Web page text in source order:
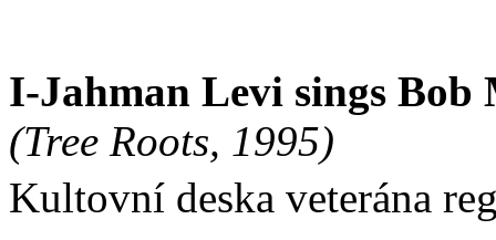
I-Jahman Levi sings Bob
(Tree Roots, 1995)
Kultovní deska veterána